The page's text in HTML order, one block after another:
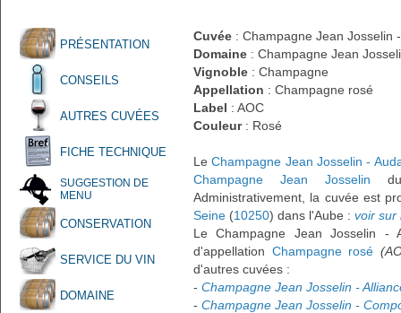
PRÉSENTATION
CONSEILS
AUTRES CUVÉES
FICHE TECHNIQUE
SUGGESTION DE
MENU
CONSERVATION
SERVICE DU VIN
DOMAINE
Cuvée : Champagne Jean Josselin
Domaine : Champagne Jean
Vignoble : Champagne
Appellation : Champagne rosé
Label : AOC
Couleur: Rosé
LeChampagne Jean Josselin -
Champagne Jean Josselin
Administrativement, la cuvée est
Seine (10250) dans l'Aube : voir sur
Le Champagne Jean Josselin -
d'appellation Champagne rosé
d'autres cuvées :
- Champagne Jean Josselin -
- Champagne Jean Josselin -